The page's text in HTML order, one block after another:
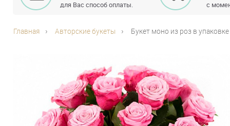
для Вас способ оплаты.
с
Главная Авторские букеты Букет моно из роз в упаковке